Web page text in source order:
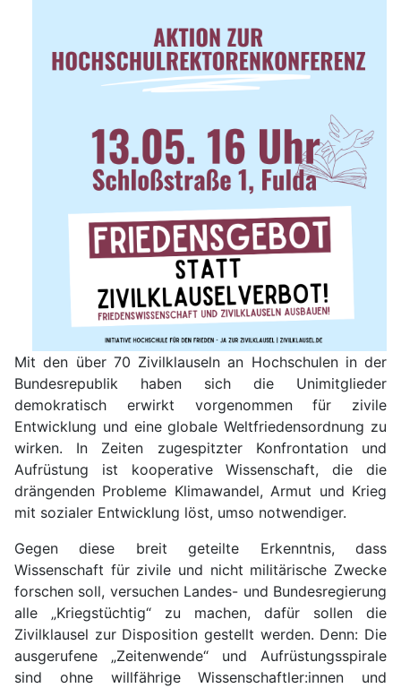
Mit den über 70 Zivilklauseln an Hochschulen in der
Bundesrepublik haben sich die Unimitglieder
demokratisch erwirkt vorgenommen für zivile
Entwicklung und eine globale Weltfriedensordnung zu
wirken. In Zeiten zugespitzter Konfrontation und
Aufrüstung ist kooperative Wissenschaft, die die
drängenden Probleme Klimawandel, Armut und Krieg
mit sozialer Entwicklung löst, umso notwendiger.
Gegen diese breit geteilte Erkenntnis, dass
Wissenschaft für zivile und nicht militärische Zwecke
forschen soll, versuchen Landes- und Bundesregierung
alle „Kriegstüchtig“ zu machen, dafür sollen die
Zivilklausel zur Disposition gestellt werden. Denn: Die
ausgerufene „Zeitenwende“ und Aufrüstungsspirale
sind ohne willfährige Wissenschaftler:innen und